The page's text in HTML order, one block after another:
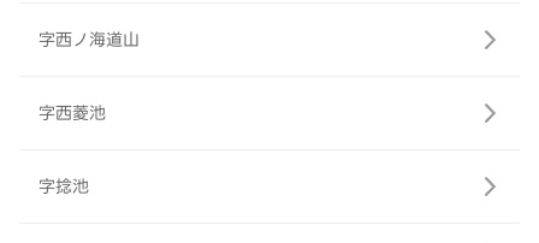
字西ノ海道山
字西菱池
字捻池